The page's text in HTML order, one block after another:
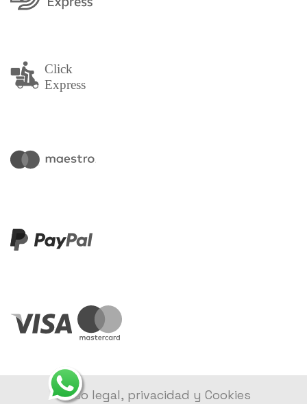
Aviso legal, privacidad y Cookies